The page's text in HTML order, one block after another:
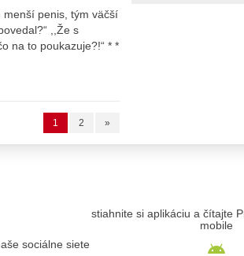
menší penis, tým väčší
,,Že s
na to poukazuje?!“ * *
1 2 »
sociálne siete
stiahnite si aplikáciu a čítajte
mobile